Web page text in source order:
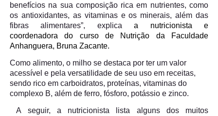
benefícios na sua composição rica em nutrientes, como
os antioxidantes, as vitaminas e os minerais, além das
fibras alimentares”, explicaa nutricionista e
coordenadora do curso de Nutrição da Faculdade
Anhanguera, Bruna Zacante.
Como alimento, o milho se destaca por ter um valor
acessível e pela versatilidade de seu uso em receitas,
sendo rico em carboidratos, proteínas, vitaminas do
complexo B, além de ferro, fósforo, potássio e zinco.
A seguir, a nutricionista lista alguns dos muitos